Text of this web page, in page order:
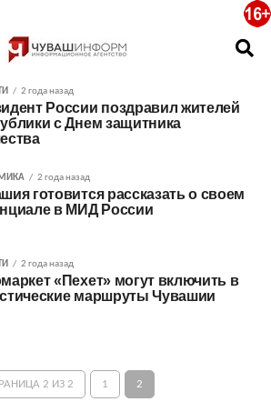
2 года назад
России поздравил жителей
с Днем защитника
2 года назад
готовится рассказать о своем
в МИД России
2 года назад
«Пехет» могут включить в
маршруты Чувашии
2 ИЗ 2 1 2